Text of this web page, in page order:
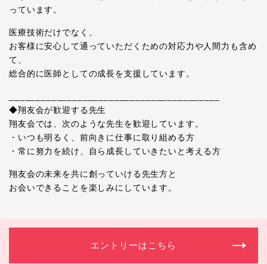
っています。
医療技術だけでなく、
お客様に安心して通っていただくための対応力や人間力も含め
て、
総合的に医師としての成長を支援しています。
◆翔友会が歓迎する先生
翔友会では、次のような先生を歓迎しています。
・いつも明るく、前向きに仕事に取り組める方
・常に努力を続け、自ら成長していきたいと考える方
翔友会の未来を共に創っていける先生方と
お会いできることを楽しみにしています。
エントリーはこちら